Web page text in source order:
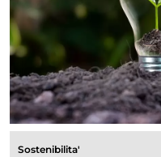
Sostenibilita'